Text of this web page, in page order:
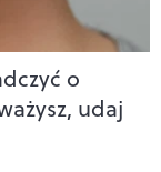
o
udaj